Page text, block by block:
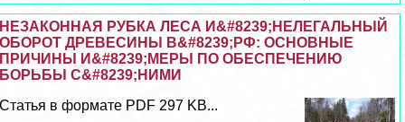
НЕЗАКОННАЯ РУБКА ЛЕСА И&#8239;НЕЛЕГАЛЬНЫЙ
ОБОРОТ ДРЕВЕСИНЫ В&#8239;РФ: ОСНОВНЫЕ
ПРИЧИНЫ И&#8239;МЕРЫ ПО ОБЕСПЕЧЕНИЮ
БОРЬБЫ С&#8239;НИМИ
Статья в формате PDF 297 KB...